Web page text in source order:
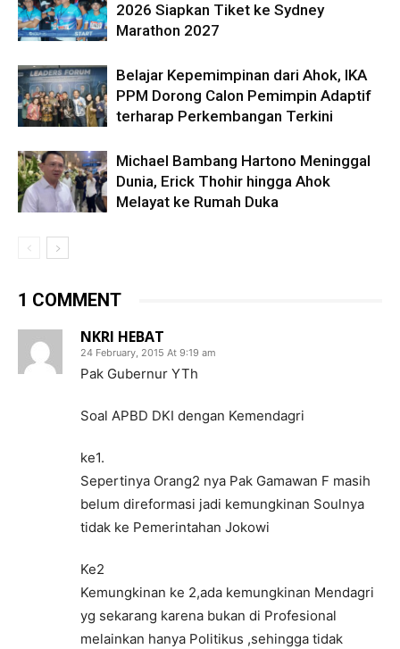
2026 Siapkan Tiket ke Sydney
Marathon 2027
Belajar Kepemimpinan dari Ahok, IKA
PPM Dorong Calon Pemimpin Adaptif
terharap Perkembangan Terkini
Michael Bambang Hartono Meninggal
Dunia, Erick Thohir hingga Ahok
Melayat ke Rumah Duka
1 COMMENT
NKRI HEBAT
24 February, 2015 At 9:19 am
Pak Gubernur YTh
Soal APBD DKI dengan Kemendagri
ke1.
Sepertinya Orang2 nya Pak Gamawan F masih
belum direformasi jadi kemungkinan Soulnya
tidak ke Pemerintahan Jokowi
Ke2
Kemungkinan ke 2,ada kemungkinan Mendagri
yg sekarang karena bukan di Profesional
melainkan hanya Politikus ,sehingga tidak